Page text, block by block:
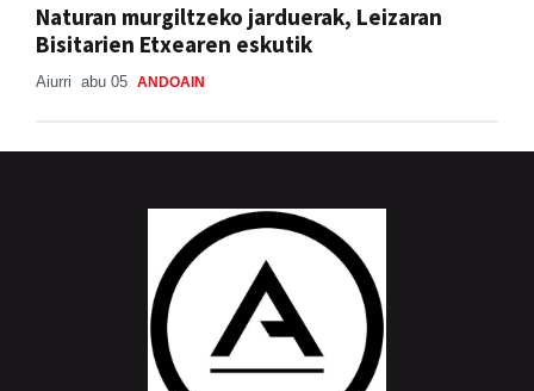
Naturan murgiltzeko jarduerak, Leizaran
Bisitarien Etxearen eskutik
Aiurri abu 05 ANDOAIN